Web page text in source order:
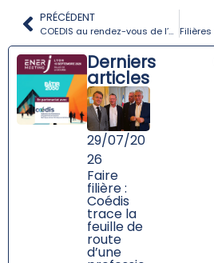
PRÉCÉDENT
COEDIS au rendez-vous de l’Équipe de France de l’Électrification
Derniers
articles
29/07/20
26
Faire
filière :
Coédis
trace la
feuille de
route
d’une